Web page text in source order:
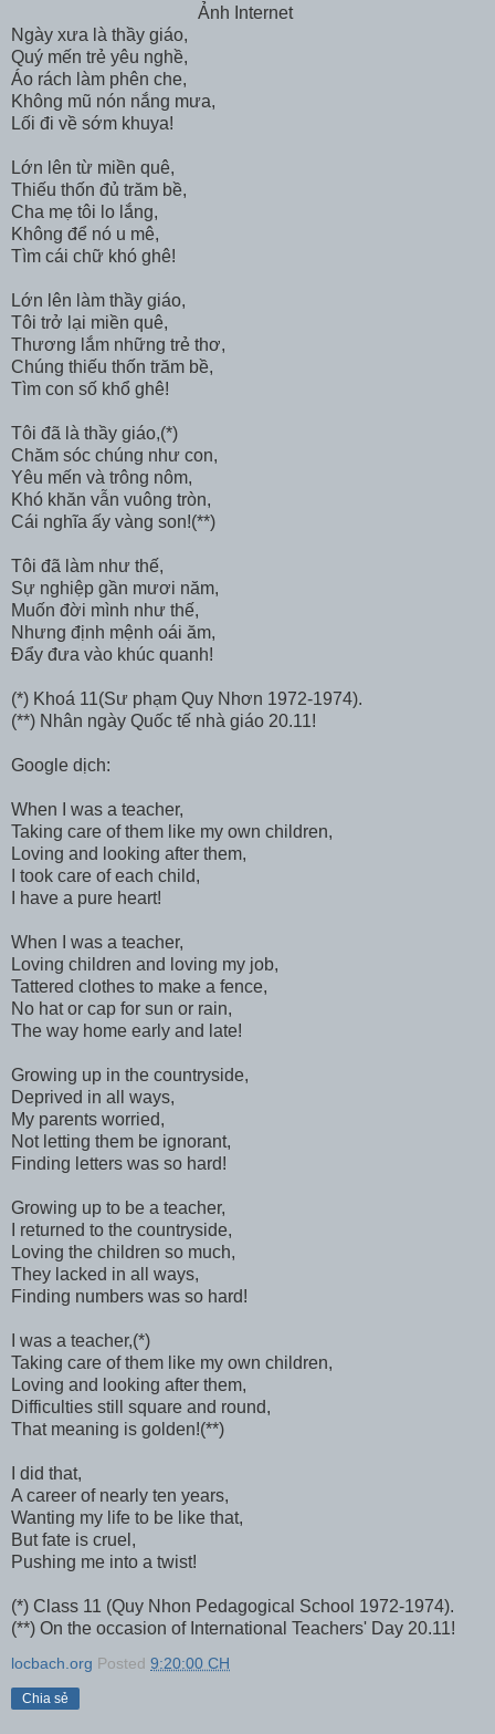
Ảnh Internet
Ngày xưa là thầy giáo,
Quý mến trẻ yêu nghề,
Áo rách làm phên che,
Không mũ nón nắng mưa,
Lối đi về sớm khuya!
Lớn lên từ miền quê,
Thiếu thốn đủ trăm bề,
Cha mẹ tôi lo lắng,
Không để nó u mê,
Tìm cái chữ khó ghê!
Lớn lên làm thầy giáo,
Tôi trở lại miền quê,
Thương lắm những trẻ thơ,
Chúng thiếu thốn trăm bề,
Tìm con số khổ ghê!
Tôi đã là thầy giáo,(*)
Chăm sóc chúng như con,
Yêu mến và trông nôm,
Khó khăn vẫn vuông tròn,
Cái nghĩa ấy vàng son!(**)
Tôi đã làm như thế,
Sự nghiệp gần mươi năm,
Muốn đời mình như thế,
Nhưng định mệnh oái ăm,
Đẩy đưa vào khúc quanh!
(*) Khoá 11(Sư phạm Quy Nhơn 1972-1974).
(**) Nhân ngày Quốc tế nhà giáo 20.11!
Google dịch:
When I was a teacher,
Taking care of them like my own children,
Loving and looking after them,
I took care of each child,
I have a pure heart!
When I was a teacher,
Loving children and loving my job,
Tattered clothes to make a fence,
No hat or cap for sun or rain,
The way home early and late!
Growing up in the countryside,
Deprived in all ways,
My parents worried,
Not letting them be ignorant,
Finding letters was so hard!
Growing up to be a teacher,
I returned to the countryside,
Loving the children so much,
They lacked in all ways,
Finding numbers was so hard!
I was a teacher,(*)
Taking care of them like my own children,
Loving and looking after them,
Difficulties still square and round,
That meaning is golden!(**)
I did that,
A career of nearly ten years,
Wanting my life to be like that,
But fate is cruel,
Pushing me into a twist!
(*) Class 11 (Quy Nhon Pedagogical School 1972-1974).
(**) On the occasion of International Teachers' Day 20.11!
locbach.org Posted 9:20:00 CH
Chia sẻ